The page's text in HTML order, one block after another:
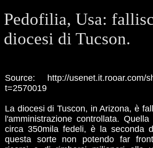
Pedofilia, Usa:
diocesi di Tucson.
Source: http://usenet.it.rooar.com/
t=2570019
La diocesi di Tuscon, in Arizona, è
l'amministrazione controllata.
circa 350mila fedeli, è la seconda
questa sorte non potendo far